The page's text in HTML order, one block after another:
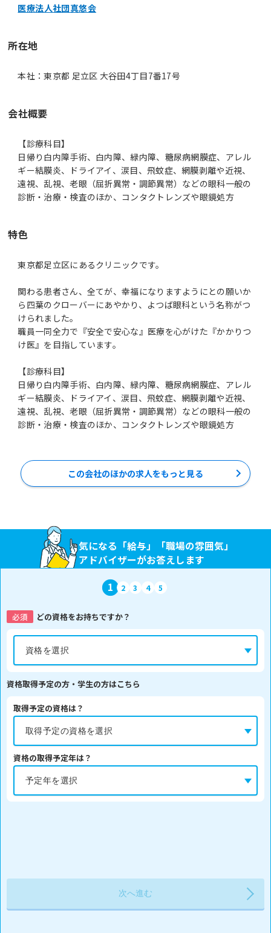
医療法人社団真悠会
所在地
本社：東京都 足立区 大谷田4丁目7番17号
会社概要
【診療科目】
日帰り白内障手術、白内障、緑内障、糖尿病網膜症、アレル
ギー結膜炎、ドライアイ、涙目、飛蚊症、網膜剥離や近視、
遠視、乱視、老眼（屈折異常・調節異常）などの眼科一般の
診断・治療・検査のほか、コンタクトレンズや眼鏡処方
特色
東京都足立区にあるクリニックです。
関わる患者さん、全てが、幸福になりますようにとの願いか
ら四葉のクローバーにあやかり、よつば眼科という名称がつ
けられました。
職員一同全力で『安全で安心な』医療を心がけた『かかりつ
け医』を目指しています。
【診療科目】
日帰り白内障手術、白内障、緑内障、糖尿病網膜症、アレル
ギー結膜炎、ドライアイ、涙目、飛蚊症、網膜剥離や近視、
遠視、乱視、老眼（屈折異常・調節異常）などの眼科一般の
診断・治療・検査のほか、コンタクトレンズや眼鏡処方
この会社のほかの求人をもっと見る
気になる「給与」「職場の雰囲気」
アドバイザーがお答えします
1 2 3 4 5
必須 どの資格をお持ちですか？
資格取得予定の方・学生の方はこちら
取得予定の資格は？
資格の取得予定年は？